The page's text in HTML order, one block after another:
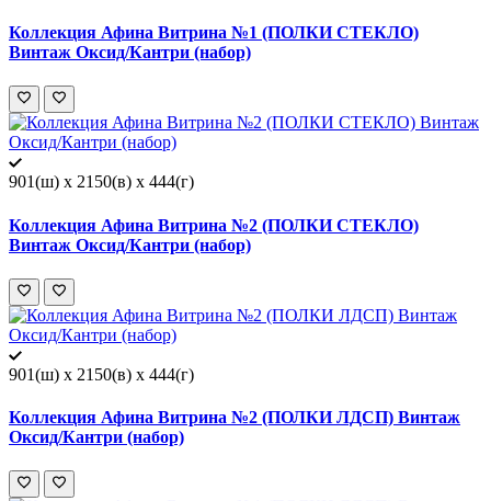
Коллекция Афина Витрина №1 (ПОЛКИ СТЕКЛО)
Винтаж Оксид/Кантри (набор)
901(ш) x 2150(в) x 444(г)
Коллекция Афина Витрина №2 (ПОЛКИ СТЕКЛО)
Винтаж Оксид/Кантри (набор)
901(ш) x 2150(в) x 444(г)
Коллекция Афина Витрина №2 (ПОЛКИ ЛДСП) Винтаж
Оксид/Кантри (набор)